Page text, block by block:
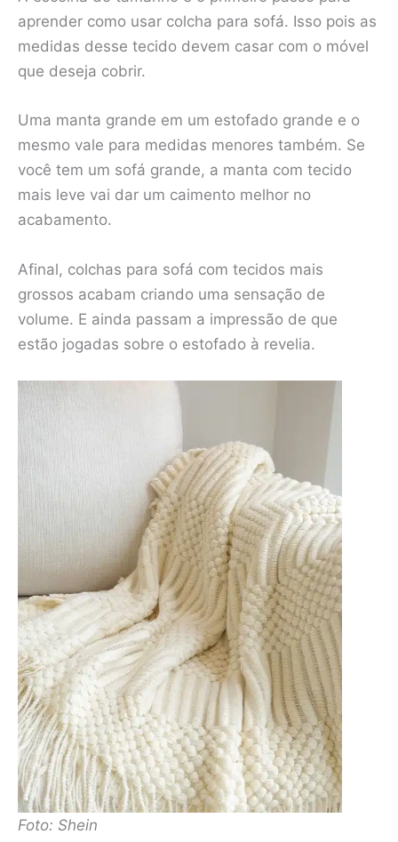
aprender como usar colcha para sofá. Isso pois as
medidas desse tecido devem casar com o móvel
que deseja cobrir.
Uma manta grande em um estofado grande e o
mesmo vale para medidas menores também. Se
você tem um sofá grande, a manta com tecido
mais leve vai dar um caimento melhor no
acabamento.
Afinal, colchas para sofá com tecidos mais
grossos acabam criando uma sensação de
volume. E ainda passam a impressão de que
estão jogadas sobre o estofado à revelia.
Foto: Shein